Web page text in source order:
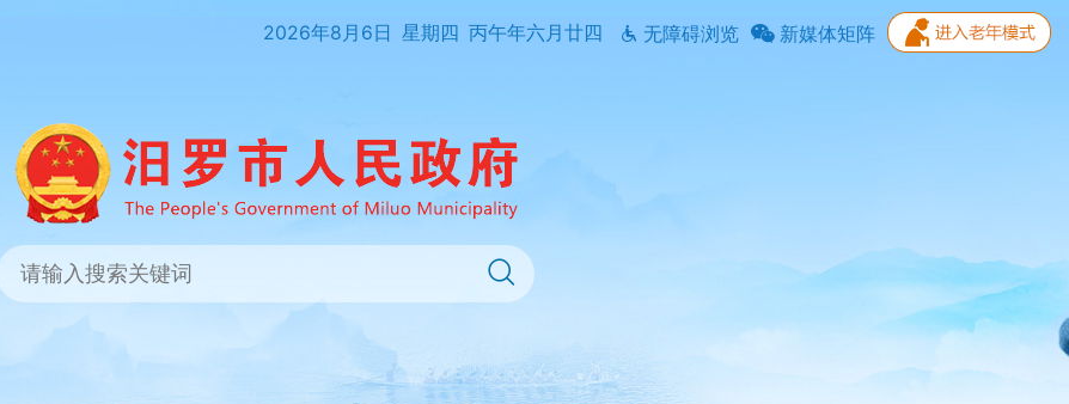
2026年8月6日 星期四 丙午年六月廿四 无障碍浏览 新媒体矩阵